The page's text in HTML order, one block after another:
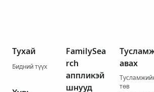
Тухай
Бидний түүх
FamilySea
rch
аппликэй
шнууд
авах
төв